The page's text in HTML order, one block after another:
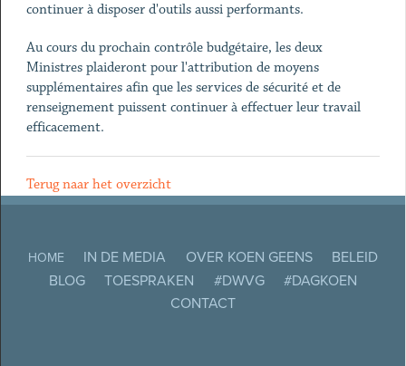
continuer à disposer d'outils aussi performants.
Au cours du prochain contrôle budgétaire, les deux
Ministres plaideront pour l'attribution de moyens
supplémentaires afin que les services de sécurité et de
renseignement puissent continuer à effectuer leur travail
efficacement.
Terug naar het overzicht
HOME IN DE MEDIA OVER KOEN GEENS
BELEID
BLOG
TOESPRAKEN #DWVG
#DAGKOEN
CONTACT